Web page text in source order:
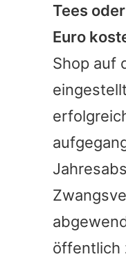
Tees
Euro
Shop auf
öffentlich